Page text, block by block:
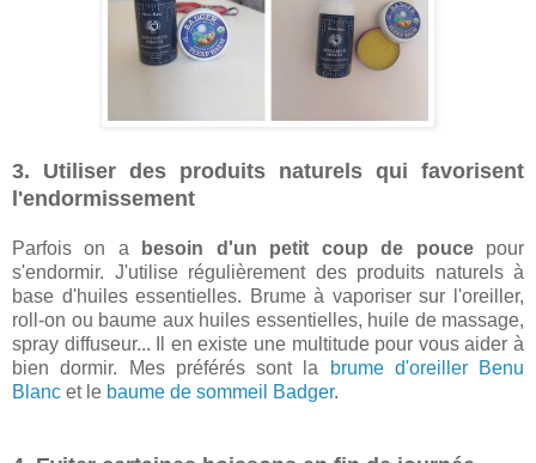
3. Utiliser des produits naturels qui favorisent
l'endormissement
Parfois on a besoin d'un petit coup de poucepour
s'endormir. J'utilise régulièrement des produits naturels à
base d'huiles essentielles. Brume à vaporiser sur l'oreiller,
roll-on ou baume aux huiles essentielles, huile de massage,
spray diffuseur... Il en existe une multitude pour vous aider à
bien dormir. Mes préférés sont la
brume d'oreiller Benu
Blanc et le baume de sommeil Badger.